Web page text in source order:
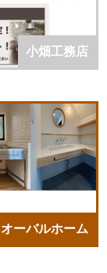
小畑工務店
オーバルホーム